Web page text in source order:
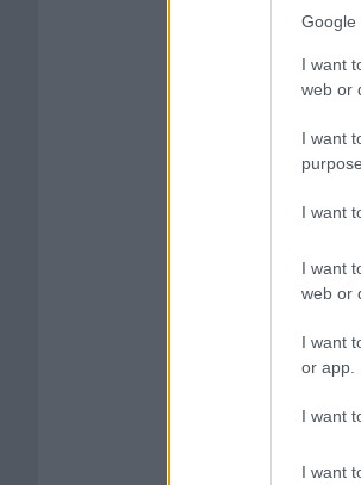
Google
I want
web or
I want
I want
I want
web or
I want
or app.
I want
I want